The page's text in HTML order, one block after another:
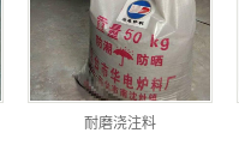
耐磨浇注料